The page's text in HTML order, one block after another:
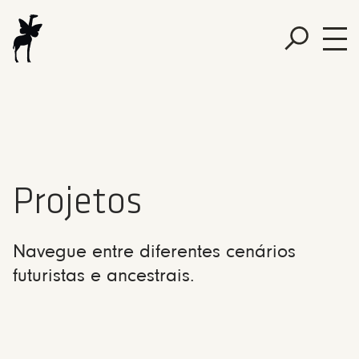
Projetos
Navegue entre diferentes cenários
futuristas e ancestrais.